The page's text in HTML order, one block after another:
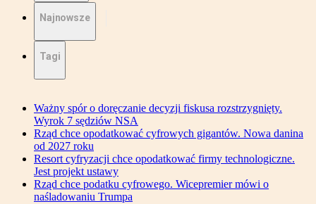
Najnowsze
Tagi
Ważny spór o doręczanie decyzji fiskusa rozstrzygnięty.
Wyrok 7 sędziów NSA
Rząd chce opodatkować cyfrowych gigantów. Nowa danina
od 2027 roku
Resort cyfryzacji chce opodatkować firmy technologiczne.
Jest projekt ustawy
Rząd chce podatku cyfrowego. Wicepremier mówi o
naśladowaniu Trumpa